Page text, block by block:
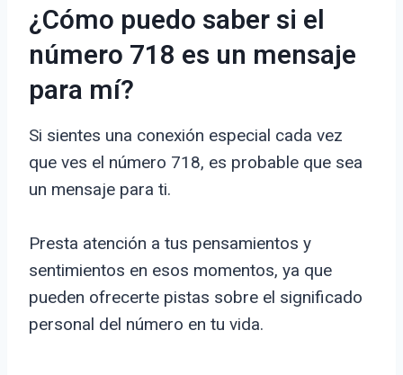
¿Cómo puedo saber si el
número 718 es un mensaje
para mí?
Si sientes una conexión especial cada vez
que ves el número 718, es probable que sea
un mensaje para ti.
Presta atención a tus pensamientos y
sentimientos en esos momentos, ya que
pueden ofrecerte pistas sobre el significado
personal del número en tu vida.